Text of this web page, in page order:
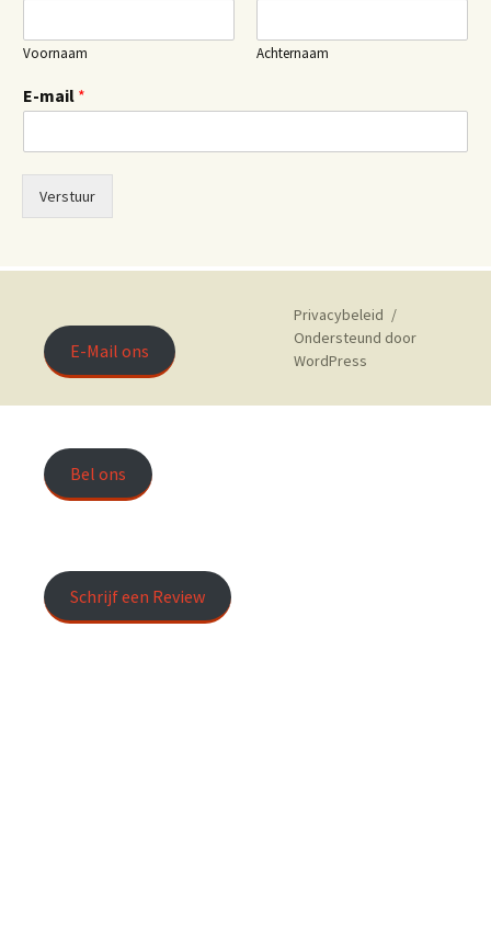
Voornaam Achternaam
E-mail *
Verstuur
E-Mail ons
Bel ons
Schrijf een Review
Privacybeleid
Ondersteund door
WordPress